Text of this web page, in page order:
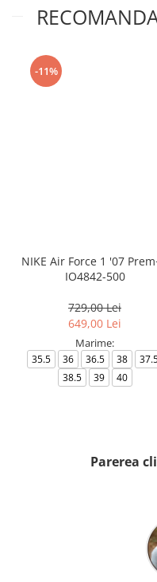
-11%
NIKE Air Force 1 '07
IO4842-500
729,00 Lei
649,00 Lei
Marime:
35.5 36 36.5 38
38.5
39 40
Parerea